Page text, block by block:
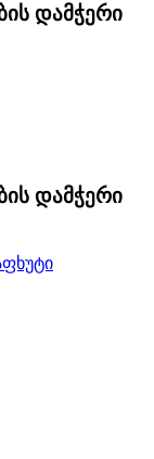
დამჭერი
დამჭერი